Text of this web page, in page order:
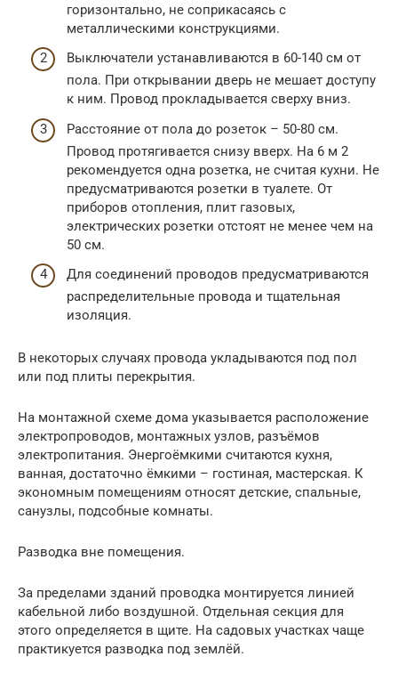
горизонтально, не соприкасаясь с
металлическими конструкциями.
Выключатели устанавливаются в 60-140 см от
пола. При открывании дверь не мешает доступу
к ним. Провод прокладывается сверху вниз.
Расстояние от пола до розеток – 50-80 см.
Провод протягивается снизу вверх. На 6 м 2
рекомендуется одна розетка, не считая кухни. Не
предусматриваются розетки в туалете. От
приборов отопления, плит газовых,
электрических розетки отстоят не менее чем на
50 см.
Для соединений проводов предусматриваются
распределительные провода и тщательная
изоляция.
В некоторых случаях провода укладываются под пол
или под плиты перекрытия.
На монтажной схеме дома указывается расположение
электропроводов, монтажных узлов, разъёмов
электропитания. Энергоёмкими считаются кухня,
ванная, достаточно ёмкими – гостиная, мастерская. К
экономным помещениям относят детские, спальные,
санузлы, подсобные комнаты.
Разводка вне помещения.
За пределами зданий проводка монтируется линией
кабельной либо воздушной. Отдельная секция для
этого определяется в щите. На садовых участках чаще
практикуется разводка под землёй.